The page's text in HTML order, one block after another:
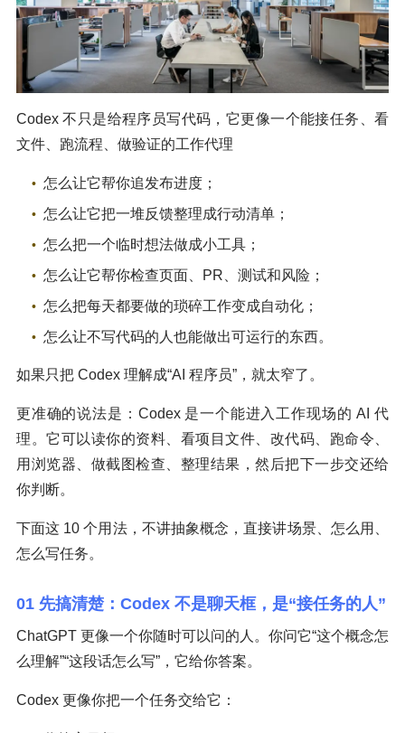
Codex 不只是给程序员写代码，它更像一个能接任务、看
文件、跑流程、做验证的工作代理
怎么让它帮你追发布进度；
怎么让它把一堆反馈整理成行动清单；
怎么把一个临时想法做成小工具；
怎么让它帮你检查页面、PR、测试和风险；
怎么把每天都要做的琐碎工作变成自动化；
怎么让不写代码的人也能做出可运行的东西。
如果只把 Codex 理解成“AI 程序员”，就太窄了。
更准确的说法是：Codex 是一个能进入工作现场的 AI 代
理。它可以读你的资料、看项目文件、改代码、跑命令、
用浏览器、做截图检查、整理结果，然后把下一步交还给
你判断。
下面这 10 个用法，不讲抽象概念，直接讲场景、怎么用、
怎么写任务。
01 先搞清楚：Codex 不是聊天框，是“接任务的人”
ChatGPT 更像一个你随时可以问的人。你问它“这个概念怎
么理解”“这段话怎么写”，它给你答案。
Codex 更像你把一个任务交给它：